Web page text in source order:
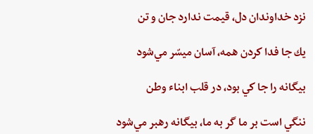
نزد خداوندان دل،‌ قيمت‌ ندارد جان‌ و تن
يك جا فدا كردن‌ همه،‌ آسان ميسّر مي‌شود
بيگانه‌ را جا كي‌ بود، در قلب‌ ابناء وطن
ننگي ‌است ‌بر ما گر به ‌ما، بيگانه‌ رهبر مي‌شود